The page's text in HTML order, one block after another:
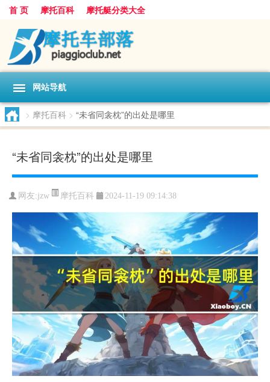
首 页 摩托百科 摩托艇分类大全
网站导航
> 摩托百科 > “未省同衾枕”的出处是哪里
“未省同衾枕”的出处是哪里
网友:jzw 摩托百科 2024-11-19 09:14:38